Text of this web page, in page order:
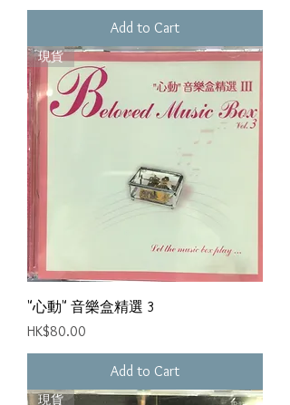
Add to Cart
現貨
"心動" 音樂盒精選 3
Price
HK$80.00
Add to Cart
現貨